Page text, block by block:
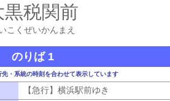
黒税関前
こくぜいかんまえ
のりば 1
・系統の時刻を合わせて表示しています
【急行】横浜駅前ゆき